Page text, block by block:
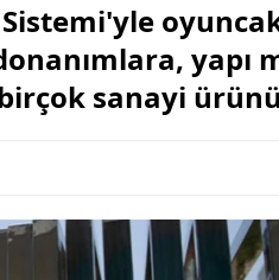
Sistemi'yle
yapı
sanayi